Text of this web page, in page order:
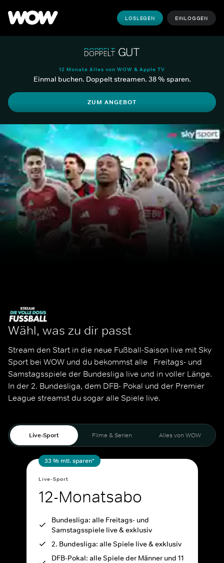
LOSLEGEN EINLOGGEN
12 Monate Alles von WOW & Apple TV
Einmal buchen. Doppelt streamen. 38 % sparen.
ZUM ANGEBOT
Wähl, was zu dir passt
Stream den Start in die neue Fußball-Saison live mit Sky
Sport bei WOW und du bekommst alle   Freitags- und
Samstagsspiele der Bundesliga live und in voller Länge.
In der 2. Bundesliga, dem DFB- Pokal und der Premier
League streamst du sogar alle Spiele live.
Live-Sport Filme & Serien Alles von WOW
33 % mtl. sparen*
Live-Sport
12-Monatsabo
Bundesliga: alle Freitags- und
Samstagsspiele live & exklusiv
2. Bundesliga: alle Spiele live & exklusiv
DFB-Pokal: alle Spiele der Männer und 11